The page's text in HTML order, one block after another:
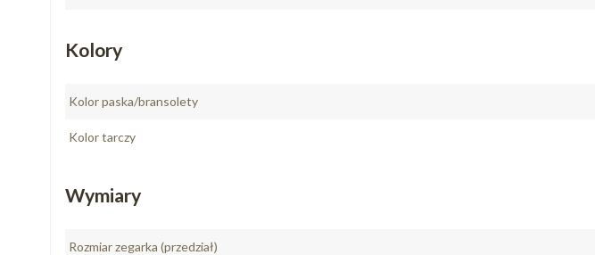
Kolory
Kolor paska/bransolety
Kolor tarczy
Wymiary
Rozmiar zegarka (przedział)